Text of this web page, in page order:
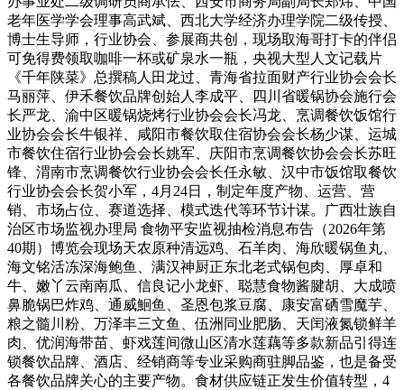
老年医学学会理事高武斌、西北大学经济办理学院二级传授、
博士生导师，行业协会、参展商共创，现场取海哥打卡的伴侣
可免得费领取咖啡一杯或矿泉水一瓶，央视大型人文记载片
《千年陕菜》总撰稿人田龙过、青海省拉面财产行业协会会长
马丽萍、伊禾餐饮品牌创始人李成平、四川省暖锅协会施行会
长严龙、渝中区暖锅烧烤行业协会会长冯龙、烹调餐饮饭馆行
业协会会长牛银祥、咸阳市餐饮取住宿协会会长杨少谋、运城
市餐饮住宿行业协会会长姚军、庆阳市烹调餐饮协会会长苏旺
锋、渭南市烹调餐饮行业协会会长任永敏、汉中市饭馆取餐饮
行业协会会长贺小军，4月24日，制定年度产物、运营、营
销、市场占位、赛道选择、模式迭代等环节计谋。广西壮族自
治区市场监视办理局 食物平安监视抽检消息布告（2026年第
40期）博览会现场天农原种清远鸡、石羊肉、海欣暖锅鱼丸、
海文铭活冻深海鲍鱼、满汉神厨正东北老式锅包肉、厚卓和
牛、嫩丫云南南瓜、信良记小龙虾、聪慧食物酱腱胡、大成喷
鼻脆锅巴炸鸡、通威鮰鱼、圣恩包浆豆腐、康安富硒雪魔芋、
粮之髓川粉、万泽丰三文鱼、伍洲同业肥肠、天闰液氮锁鲜羊
肉、优润海带苗、虾戏莲间微山区清水莲藕等多款新品引得连
锁餐饮品牌、酒店、经销商等专业采购商驻脚品鉴，也是备受
各餐饮品牌关心的主要产物。食材供应链正发生价值转型，4